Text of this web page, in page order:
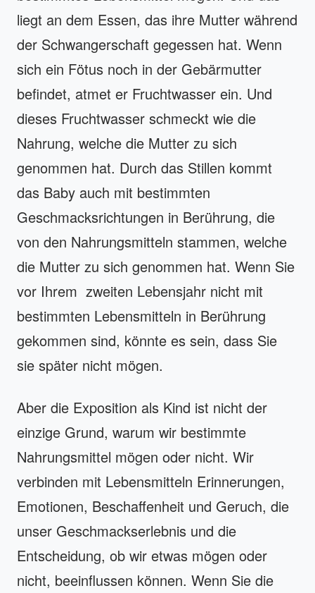
liegt an dem Essen, das ihre Mutter während
der Schwangerschaft gegessen hat. Wenn
sich ein Fötus noch in der Gebärmutter
befindet, atmet er Fruchtwasser ein. Und
dieses Fruchtwasser schmeckt wie die
Nahrung, welche die Mutter zu sich
genommen hat. Durch das Stillen kommt
das Baby auch mit bestimmten
Geschmacksrichtungen in Berührung, die
von den Nahrungsmitteln stammen, welche
die Mutter zu sich genommen hat. Wenn Sie
vor Ihrem zweiten Lebensjahr nicht mit
bestimmten Lebensmitteln in Berührung
gekommen sind, könnte es sein, dass Sie
sie später nicht mögen.
Aber die Exposition als Kind ist nicht der
einzige Grund, warum wir bestimmte
Nahrungsmittel mögen oder nicht. Wir
verbinden mit Lebensmitteln Erinnerungen,
Emotionen, Beschaffenheit und Geruch, die
unser Geschmackserlebnis und die
Entscheidung, ob wir etwas mögen oder
nicht, beeinflussen können. Wenn Sie die